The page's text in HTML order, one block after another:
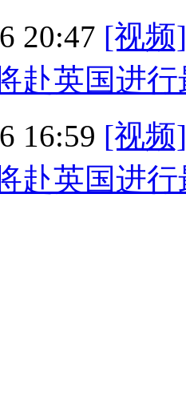
20:47 [视频
赴英国进
16:59 [视频
赴英国进